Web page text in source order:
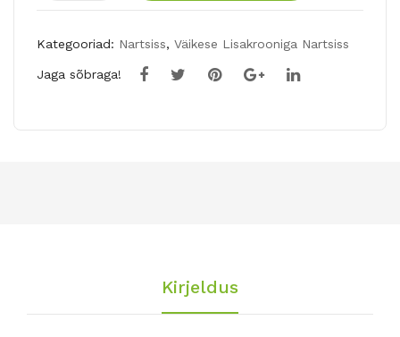
nartsiss
kogus
Kategooriad: Nartsiss, Väikese Lisakrooniga Nartsiss
Jaga sõbraga!
Kirjeldus